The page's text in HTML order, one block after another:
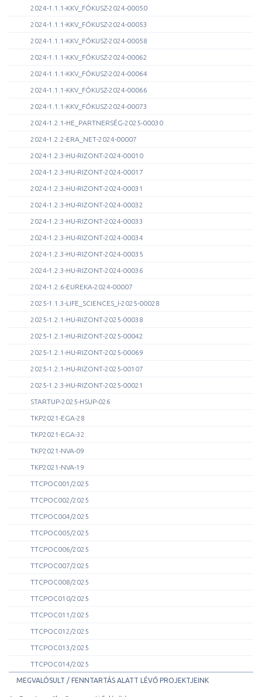
2024-1.1.1-KKV_FÓKUSZ-2024-00050
2024-1.1.1-KKV_FÓKUSZ-2024-00053
2024-1.1.1-KKV_FÓKUSZ-2024-00058
2024-1.1.1-KKV_FÓKUSZ-2024-00062
2024-1.1.1-KKV_FÓKUSZ-2024-00064
2024-1.1.1-KKV_FÓKUSZ-2024-00066
2024-1.1.1-KKV_FÓKUSZ-2024-00073
2024-1.2.1-HE_PARTNERSÉG-2025-00030
2024-1.2.2-ERA_NET-2024-00007
2024-1.2.3-HU-RIZONT-2024-00010
2024-1.2.3-HU-RIZONT-2024-00017
2024-1.2.3-HU-RIZONT-2024-00031
2024-1.2.3-HU-RIZONT-2024-00032
2024-1.2.3-HU-RIZONT-2024-00033
2024-1.2.3-HU-RIZONT-2024-00034
2024-1.2.3-HU-RIZONT-2024-00035
2024-1.2.3-HU-RIZONT-2024-00036
2024-1.2.6-EUREKA-2024-00007
2025-1.1.3-LIFE_SCIENCES_I-2025-00028
2025-1.2.1-HU-RIZONT-2025-00038
2025-1.2.1-HU-RIZONT-2025-00042
2025-1.2.1-HU-RIZONT-2025-00069
2025-1.2.1-HU-RIZONT-2025-00107
2025-1.2.3-HU-RIZONT-2025-00021
STARTUP-2025-HSUP-026
TKP2021-EGA-28
TKP2021-EGA-32
TKP2021-NVA-09
TKP2021-NVA-19
TTCPOC001/2025
TTCPOC002/2025
TTCPOC004/2025
TTCPOC005/2025
TTCPOC006/2025
TTCPOC007/2025
TTCPOC008/2025
TTCPOC010/2025
TTCPOC011/2025
TTCPOC012/2025
TTCPOC013/2025
TTCPOC014/2025
MEGVALÓSULT / FENNTARTÁS ALATT LÉVŐ PROJEKTJEINK